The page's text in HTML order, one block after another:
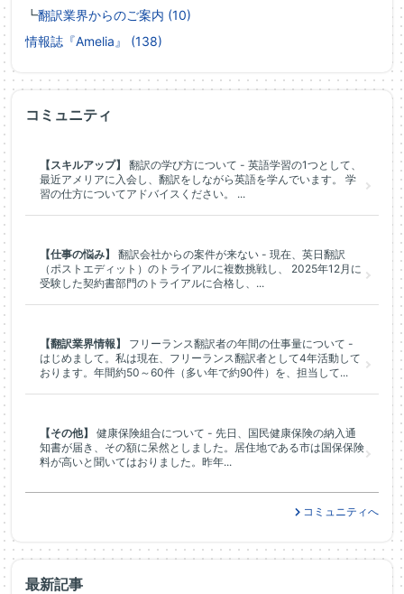
┗翻訳業界からのご案内 (10)
情報誌『Amelia』 (138)
最新記事
コミュニティ
【スキルアップ】
翻訳の学び方について - 英語学習の1つとして、
最近アメリアに入会し、翻訳をしながら英語を学んでいます。 学
習の仕方についてアドバイスください。 ...
【仕事の悩み】
翻訳会社からの案件が来ない - 現在、英日翻訳
（ポストエディット）のトライアルに複数挑戦し、 2025年12月に
受験した契約書部門のトライアルに合格し、...
【翻訳業界情報】
フリーランス翻訳者の年間の仕事量について -
はじめまして。私は現在、フリーランス翻訳者として4年活動して
おります。年間約50～60件（多い年で約90件）を、担当して...
【その他】
健康保険組合について - 先日、国民健康保険の納入通
知書が届き、その額に呆然としました。居住地である市は国保保険
料が高いと聞いてはおりました。昨年...
コミュニティへ